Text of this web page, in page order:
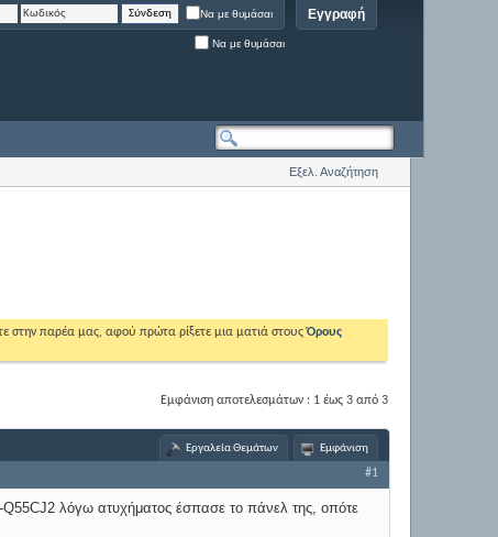
Εγγραφή
Να με θυμάσαι
Να με θυμάσαι
Εξελ. Αναζήτηση
στην παρέα μας, αφού πρώτα ρίξετε μια ματιά στουςΌρους
Εμφάνιση αποτελεσμάτων : 1 έως 3 από 3
Εργαλεία Θεμάτων Εμφάνιση
#1
λόγω ατυχήματος έσπασε το πάνελ της, οπότε